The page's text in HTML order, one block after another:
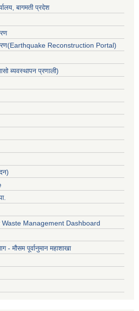
बागमती प्रदेश
Reconstruction Portal)
ब्यवस्थापन प्रणाली)
Management Dashboard
- मौसम पूर्वानुमान महाशाखा